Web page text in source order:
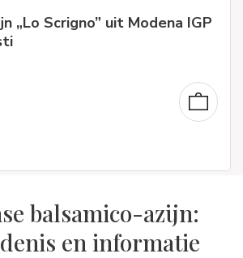
„Lo Scrigno” uit Modena IGP
balsamico-azijn:
en informatie